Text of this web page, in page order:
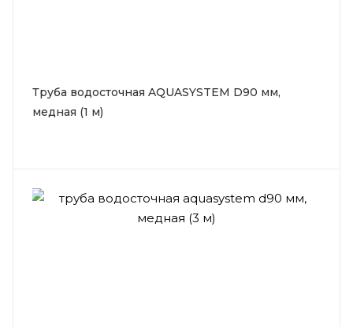
Труба водосточная AQUASYSTEM D90 мм,
медная (1 м)